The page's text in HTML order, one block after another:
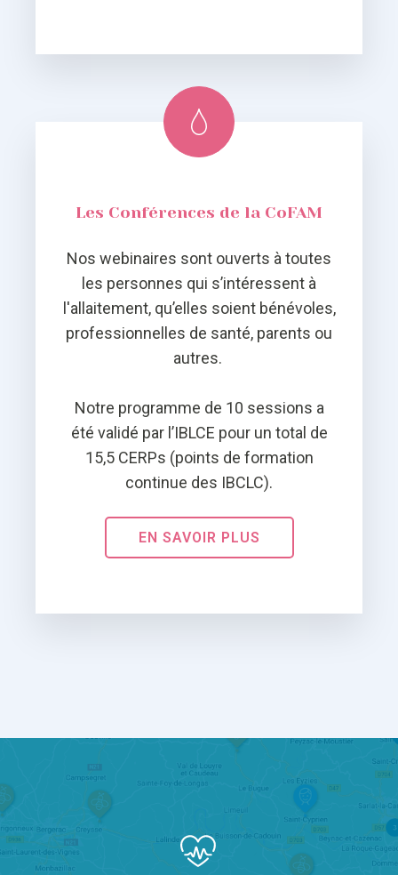
Les Conférences de la CoFAM
Nos webinaires sont ouverts à toutes
les personnes qui s’intéressent à
l'allaitement, qu’elles soient bénévoles,
professionnelles de santé, parents ou
autres.
Notre programme de 10 sessions a
été validé par l’IBLCE pour un total de
15,5 CERPs (points de formation
continue des IBCLC).
EN SAVOIR PLUS